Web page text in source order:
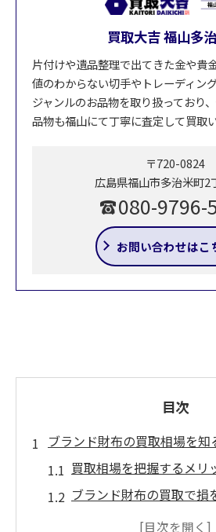
買取大吉 福山多
片付けや遺品整理で出てきた金や貴
値のわからない切手やトレーディン
ジャンルのお品物を取り扱っており
品物も福山にて丁寧に査定して買取
〒720-0824
広島県福山市多治米町2
080-9796-
お問い合わせはこ
目次
ブランド財布の買取相場を知
買取相場を把握するメリ
ブランド財布の買取で損
買取相場が変動する要因